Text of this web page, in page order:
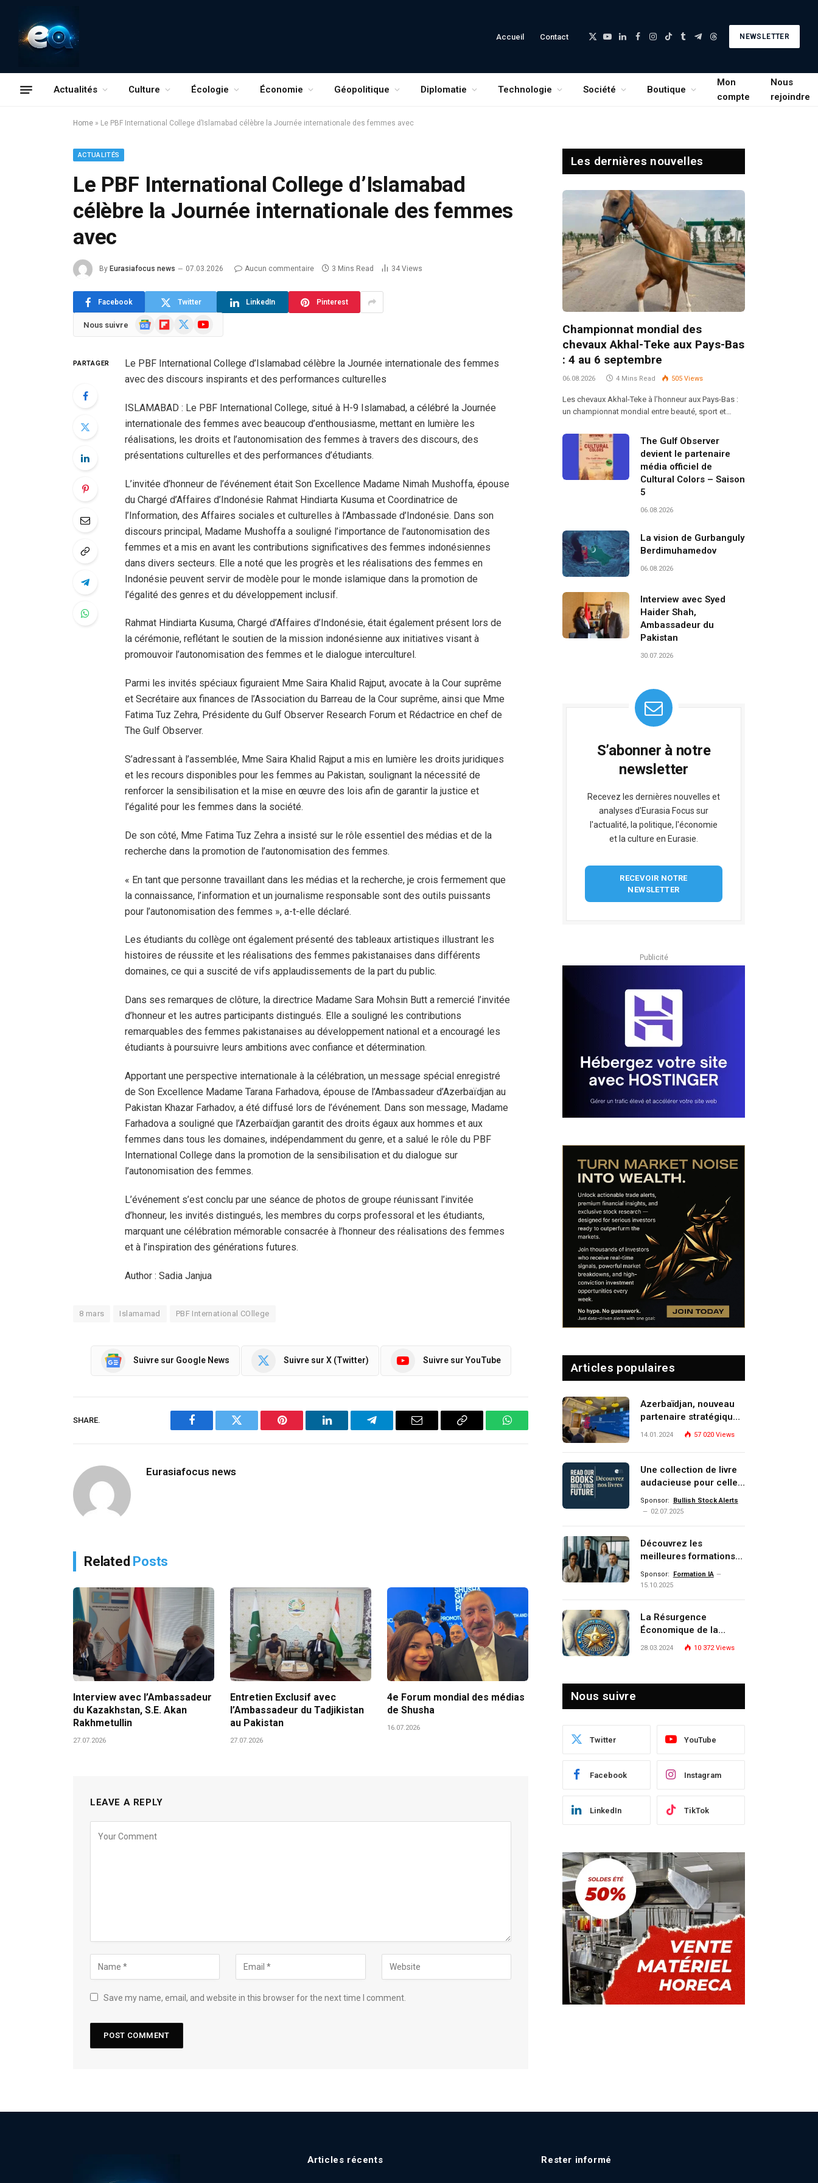
Accueil Contact
X
YouTube
LinkedInFacebook
Instagram
TikTokTumblrTelegramThreads
NEWSLETTER
Actualités Culture Écologie Économie Géopolitique Diplomatie Technologie Société Boutique
Mon
compte
Nous
rejoindre
Home » Le PBF International College d’Islamabad célèbre la Journée internationale des femmes avec
ACTUALITÉS
Le PBF International College d’Islamabad
célèbre la Journée internationale des femmes
avec
By Eurasiafocus news 07.03.2026 Aucun commentaire 3 Mins Read 34 Views
Facebook Twitter LinkedIn Pinterest
Nous suivre
GoogleFlipboard YouTube
PARTAGER
Le PBF International College d’Islamabad célèbre la Journée internationale des femmes
avec des discours inspirants et des performances culturelles
ISLAMABAD : Le PBF International College, situé à H-9 Islamabad, a célébré la Journée
internationale des femmes avec beaucoup d’enthousiasme, mettant en lumière les
réalisations, les droits et l’autonomisation des femmes à travers des discours, des
présentations culturelles et des performances d’étudiants.
L’invitée d’honneur de l’événement était Son Excellence Madame Nimah Mushoffa, épouse
du Chargé d’Affaires d’Indonésie Rahmat Hindiarta Kusuma et Coordinatrice de
l’Information, des Affaires sociales et culturelles à l’Ambassade d’Indonésie. Dans son
discours principal, Madame Mushoffa a souligné l’importance de l’autonomisation des
femmes et a mis en avant les contributions significatives des femmes indonésiennes
dans divers secteurs. Elle a noté que les progrès et les réalisations des femmes en
Indonésie peuvent servir de modèle pour le monde islamique dans la promotion de
l’égalité des genres et du développement inclusif.
Rahmat Hindiarta Kusuma, Chargé d’Affaires d’Indonésie, était également présent lors de
la cérémonie, reflétant le soutien de la mission indonésienne aux initiatives visant à
promouvoir l’autonomisation des femmes et le dialogue interculturel.
Parmi les invités spéciaux figuraient Mme Saira Khalid Rajput, avocate à la Cour suprême
et Secrétaire aux finances de l’Association du Barreau de la Cour suprême, ainsi que Mme
Fatima Tuz Zehra, Présidente du Gulf Observer Research Forum et Rédactrice en chef de
The Gulf Observer.
S’adressant à l’assemblée, Mme Saira Khalid Rajput a mis en lumière les droits juridiques
et les recours disponibles pour les femmes au Pakistan, soulignant la nécessité de
renforcer la sensibilisation et la mise en œuvre des lois afin de garantir la justice et
l’égalité pour les femmes dans la société.
De son côté, Mme Fatima Tuz Zehra a insisté sur le rôle essentiel des médias et de la
recherche dans la promotion de l’autonomisation des femmes.
« En tant que personne travaillant dans les médias et la recherche, je crois fermement que
la connaissance, l’information et un journalisme responsable sont des outils puissants
pour l’autonomisation des femmes », a-t-elle déclaré.
Les étudiants du collège ont également présenté des tableaux artistiques illustrant les
histoires de réussite et les réalisations des femmes pakistanaises dans différents
domaines, ce qui a suscité de vifs applaudissements de la part du public.
Dans ses remarques de clôture, la directrice Madame Sara Mohsin Butt a remercié l’invitée
d’honneur et les autres participants distingués. Elle a souligné les contributions
remarquables des femmes pakistanaises au développement national et a encouragé les
étudiants à poursuivre leurs ambitions avec confiance et détermination.
Apportant une perspective internationale à la célébration, un message spécial enregistré
de Son Excellence Madame Tarana Farhadova, épouse de l’Ambassadeur d’Azerbaïdjan au
Pakistan Khazar Farhadov, a été diffusé lors de l’événement. Dans son message, Madame
Farhadova a souligné que l’Azerbaïdjan garantit des droits égaux aux hommes et aux
femmes dans tous les domaines, indépendamment du genre, et a salué le rôle du PBF
International College dans la promotion de la sensibilisation et du dialogue sur
l’autonomisation des femmes.
L’événement s’est conclu par une séance de photos de groupe réunissant l’invitée
d’honneur, les invités distingués, les membres du corps professoral et les étudiants,
marquant une célébration mémorable consacrée à l’honneur des réalisations des femmes
et à l’inspiration des générations futures.
Author : Sadia Janjua
8 mars Islamamad PBF International COllege
Suivre sur Google News Suivre sur X (Twitter) Suivre sur YouTube
SHARE.
Facebook Twitter Pinterest LinkedIn Telegram Email
Copy
WhatsApp
Eurasiafocus news
Related Posts
Interview avec l’Ambassadeur
du Kazakhstan, S.E. Akan
Rakhmetullin
27.07.2026
Entretien Exclusif avec
l’Ambassadeur du Tadjikistan
au Pakistan
27.07.2026
4e Forum mondial des médias
de Shusha
16.07.2026
LEAVE A REPLY
Save my name, email, and website in this browser for the next time I comment.
Les dernières nouvelles
Championnat mondial des
chevaux Akhal-Teke aux Pays-Bas
: 4 au 6 septembre
06.08.2026 4 Mins Read 505 Views
Les chevaux Akhal-Teke à l’honneur aux Pays-Bas :
un championnat mondial entre beauté, sport et…
The Gulf Observer
devient le partenaire
média officiel de
Cultural Colors – Saison
5
06.08.2026
La vision de Gurbanguly
Berdimuhamedov
06.08.2026
Interview avec Syed
Haider Shah,
Ambassadeur du
Pakistan
30.07.2026
S’abonner à notre
newsletter
Recevez les dernières nouvelles et
analyses d'Eurasia Focus sur
l'actualité, la politique, l'économie
et la culture en Eurasie.
RECEVOIR NOTRE
NEWSLETTER
Publicité
Articles populaires
Azerbaïdjan, nouveau
partenaire stratégique
de l’Union européenne
14.01.2024 57 020 Views
Une collection de livre
audacieuse pour celles
et ceux qui veulent
comprendre, investir et
Sponsor:
Bullish Stock Alerts
02.07.2025
Découvrez les
meilleures formations
Data, IA, automatisation
et investissement
écosystème d’experts
Sponsor:
Formation IA
15.10.2025
La Résurgence
Économique de la
Turquie : Naviguer dans
28.03.2024 10 372Views
Nous suivre
Twitter YouTube
Facebook Instagram
LinkedIn TikTok
Articles récents Rester informé